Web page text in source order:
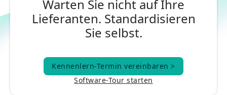
Warten Sie nicht auf Ihre
Lieferanten. Standardisieren
Sie selbst.
Kennenlern-Termin vereinbaren >
Kennenlern-Termin vereinbaren >
Software-Tour starten